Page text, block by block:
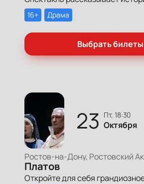
16+ Драма
Выбрать билеты
23 пт, 18:30
Октября
Платов